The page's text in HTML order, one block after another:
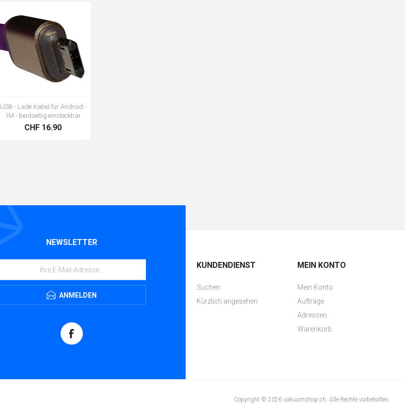
USB - Lade Kabel für Android -
1M - beidseitig einsteckbar
CHF 16.90
NEWSLETTER
ANMELDEN
KUNDENDIENST
Suchen
Kürzlich angesehen
MEIN KONTO
Mein Konto
Aufträge
Adressen
Warenkorb
Copyright © 2026 vakuumshop.ch. Alle Rechte vorbehalten.